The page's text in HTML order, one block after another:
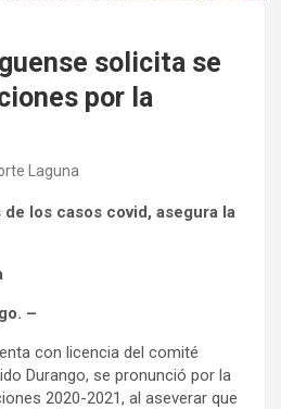
solicita se
por la
Laguna
los casos covid, asegura la
–
con licencia del comité
Durango, se pronunció por la
2020-2021, al aseverar que